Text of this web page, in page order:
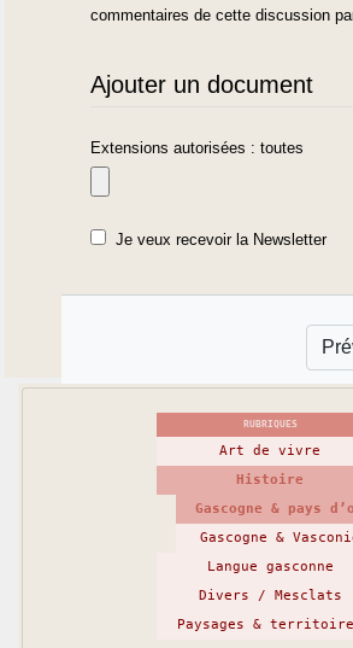
commentaires de cette discussion
Ajouter un document
Extensions autorisées : toutes
Je veux recevoir la Newsletter
RUBRIQUES
Art de vivre
Histoire
Gascogne & pays
Gascogne &
Langue gasconne
Divers / Mesclats
Paysages &